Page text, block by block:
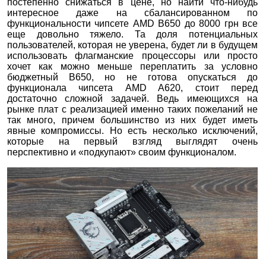
интересное даже на сбалансированном по
функциональности чипсете AMD B650 до 8000 грн все
еще довольно тяжело. Та доля потенциальных
пользователей, которая не уверена, будет ли в будущем
использовать флагманские процессоры или просто
хочет как можно меньше переплатить за условно
бюджетный B650, но не готова опускаться до
функционала чипсета AMD A620, стоит перед
достаточно сложной задачей. Ведь имеющихся на
рынке плат с реализацией именно таких пожеланий не
так много, причем большинство из них будет иметь
явные компромиссы. Но есть несколько исключений,
которые на первый взгляд выглядят очень
перспективно и «подкупают» своим функционалом.